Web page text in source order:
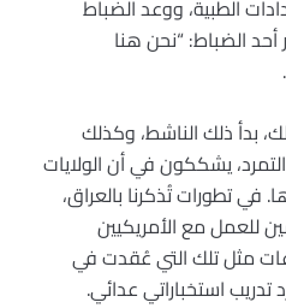
الطبية، ووعد الضباط
أحد الضباط: “نحن هنا
بدأ ذلك الناشط، وكذلك
يشككون في أن الولايات
في تطورات تُذكرنا بالعراق،
للعمل مع الأمريكيين
مثل تلك التي عُقدت في
استخباراتي عدائي.